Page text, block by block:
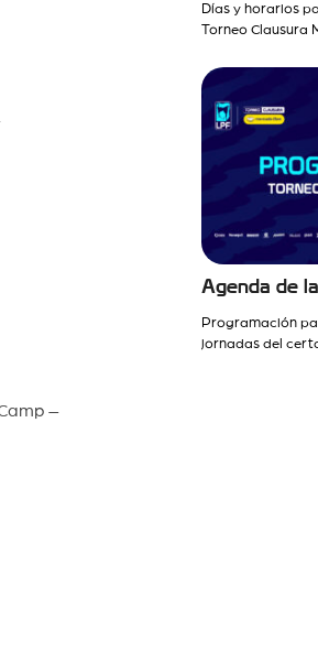
–
Días y horarios
Torneo Clausura
Agenda de
Programación
jornadas del